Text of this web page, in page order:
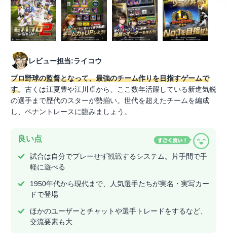
レビュー担当:ライコウ
プロ野球の監督となって、最強のチーム作りを目指すゲームで
す。古くは江夏豊や江川卓から、ここ数年活躍している新進気鋭
の選手まで歴代のスターが勢揃い。世代を超えたチームを編成
し、ペナントレースに臨みましょう。
良い点
試合は自分でプレーせず観戦するシステム。片手間で手
軽に遊べる
1950年代から現代まで、人気選手たちが実名・実写カー
ドで登場
ほかのユーザーとチャットや選手トレードをするなど、
交流要素も大